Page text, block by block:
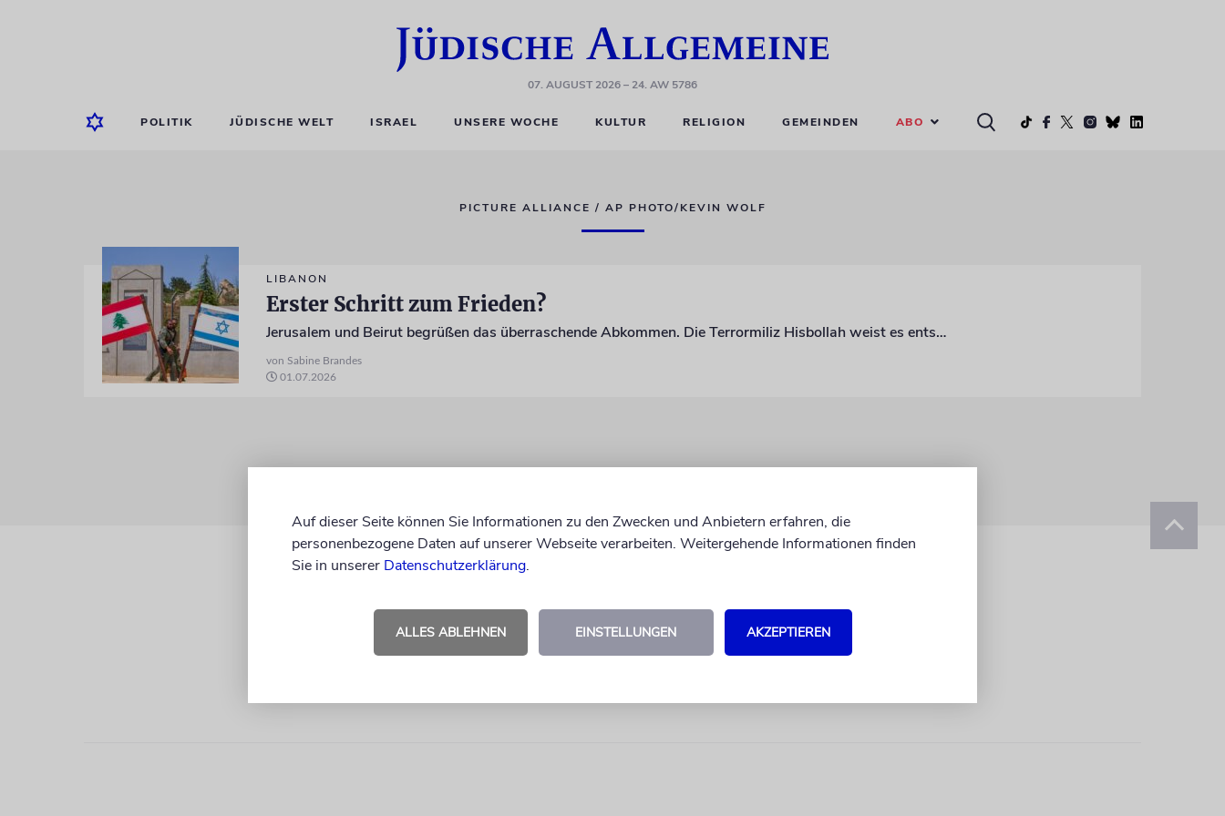
07. AUGUST 2026– 24. AW 5786
POLITIK JÜDISCHE WELT ISRAEL UNSERE WOCHE KULTUR RELIGION GEMEINDEN ABO
PICTURE ALLIANCE / AP PHOTO/KEVIN WOLF
LIBANON
Erster Schritt zum Frieden?
Jerusalem und Beirut begrüßen das überraschende Abkommen. Die Terrormiliz Hisbollah weist es entschieden zurück
von Sabine Brandes
01.07.2026
Auf dieser Seite können Sie Informationen zu den Zwecken und Anbietern erfahren, die
personenbezogene Daten auf unserer Webseite verarbeiten. Weitergehende Informationen finden
Sie in unserer Datenschutzerklärung.
ALLES ABLEHNEN EINSTELLUNGEN AKZEPTIEREN